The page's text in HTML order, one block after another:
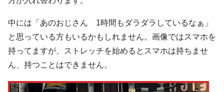
中には「あのおじさん 1時間もダラダラしているなぁ」
と思っている方もいるかもしれません。画像ではスマホを
持ってますが、ストレッチを始めるとスマホは持ちませ
ん、持つことはできません。